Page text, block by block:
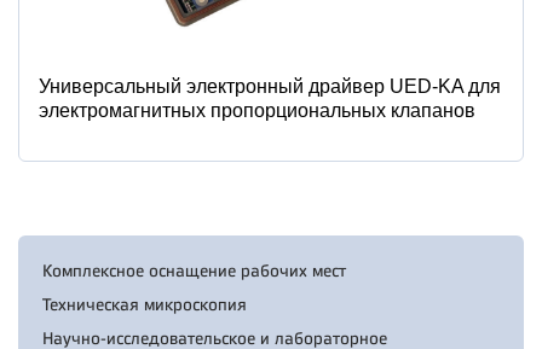
Универсальный электронный драйвер UED-KA для
электромагнитных пропорциональных клапанов
Комплексное оснащение рабочих мест
Техническая микроскопия
Научно-исследовательское и лабораторное